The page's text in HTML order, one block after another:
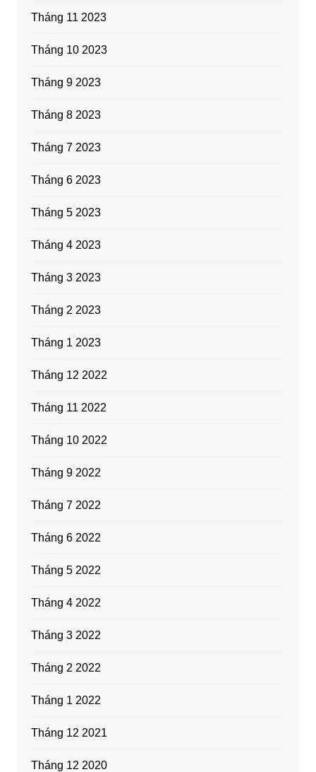
Tháng 11 2023
Tháng 10 2023
Tháng 9 2023
Tháng 8 2023
Tháng 7 2023
Tháng 6 2023
Tháng 5 2023
Tháng 4 2023
Tháng 3 2023
Tháng 2 2023
Tháng 1 2023
Tháng 12 2022
Tháng 11 2022
Tháng 10 2022
Tháng 9 2022
Tháng 7 2022
Tháng 6 2022
Tháng 5 2022
Tháng 4 2022
Tháng 3 2022
Tháng 2 2022
Tháng 1 2022
Tháng 12 2021
Tháng 12 2020